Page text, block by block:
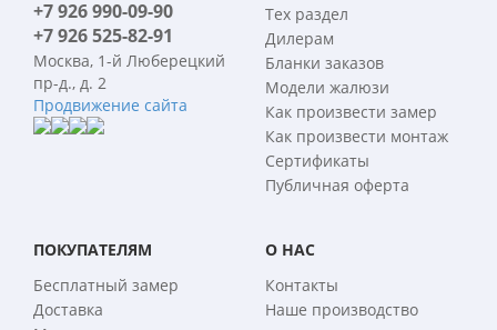
+7 926 990-09-90
+7 926 525-82-91
Москва, 1-й Люберецкий
пр-д., д. 2
Продвижение сайта
Тех раздел
Дилерам
Бланки заказов
Модели жалюзи
Как произвести замер
Как произвести монтаж
Сертификаты
Публичная оферта
ПОКУПАТЕЛЯМ
Бесплатный замер
Доставка
О НАС
Контакты
Наше производство